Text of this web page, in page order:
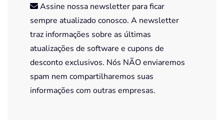
Assine nossa newsletter para ficar
sempre atualizado conosco. A newsletter
traz informações sobre as últimas
atualizações de software e cupons de
desconto exclusivos. Nós NÃO enviaremos
spam nem compartilharemos suas
informações com outras empresas.